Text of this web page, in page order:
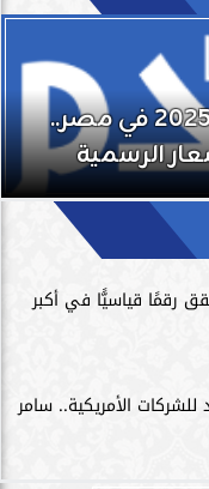
موديل سوزوكي سويفت 2025 في مصر..
الرسمية
رقمًا قياسيًّا في أكبر
للشركات الأمريكية.. سامر